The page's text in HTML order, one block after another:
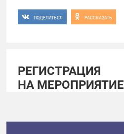
ПОДЕЛИТЬСЯ РАССКАЗАТЬ
РЕГИСТРАЦИЯ
НА МЕРОПРИЯТИЕ